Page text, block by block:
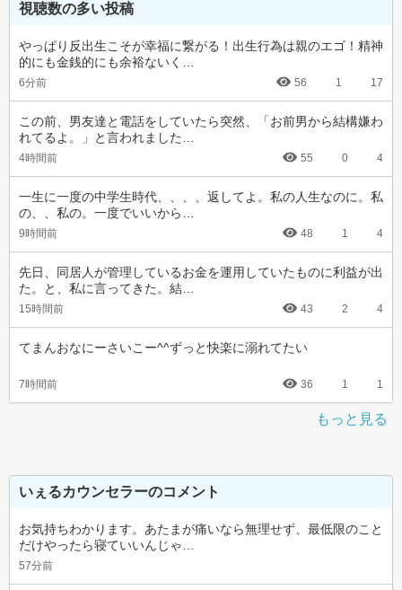
視聴数の多い投稿
やっぱり反出生こそが幸福に繋がる！出生行為は親のエゴ！精神
的にも金銭的にも余裕ないく…
6分前 56 1 17
この前、男友達と電話をしていたら突然、「お前男から結構嫌わ
れてるよ。」と言われました…
4時間前 55 0 4
一生に一度の中学生時代、、、、返してよ。私の人生なのに。私
の、、私の。一度でいいから…
9時間前 48 1 4
先日、同居人が管理しているお金を運用していたものに利益が出
た。と、私に言ってきた。結…
15時間前 43 2 4
てまんおなにーさいこー^^ずっと快楽に溺れてたい
7時間前 36 1 1
もっと見る
いぇるカウンセラーのコメント
お気持ちわかります。あたまが痛いなら無理せず、最低限のこと
だけやったら寝ていいんじゃ…
57分前